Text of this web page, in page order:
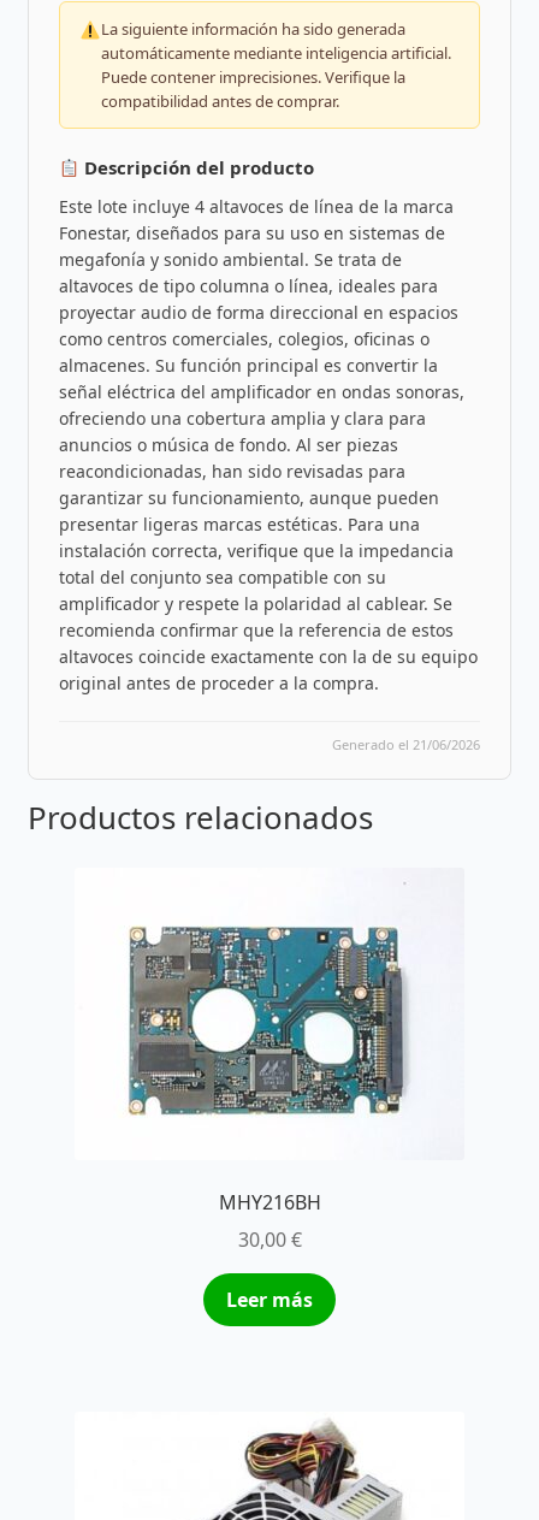
La siguiente información ha sido generada
automáticamente mediante inteligencia artificial.
Puede contener imprecisiones. Verifique la
compatibilidad antes de comprar.
Descripción del producto
Este lote incluye 4 altavoces de línea de la marca
Fonestar, diseñados para su uso en sistemas de
megafonía y sonido ambiental. Se trata de
altavoces de tipo columna o línea, ideales para
proyectar audio de forma direccional en espacios
como centros comerciales, colegios, oficinas o
almacenes. Su función principal es convertir la
señal eléctrica del amplificador en ondas sonoras,
ofreciendo una cobertura amplia y clara para
anuncios o música de fondo. Al ser piezas
reacondicionadas, han sido revisadas para
garantizar su funcionamiento, aunque pueden
presentar ligeras marcas estéticas. Para una
instalación correcta, verifique que la impedancia
total del conjunto sea compatible con su
amplificador y respete la polaridad al cablear. Se
recomienda confirmar que la referencia de estos
altavoces coincide exactamente con la de su equipo
original antes de proceder a la compra.
Generado el 21/06/2026
Productos relacionados
MHY216BH
30,00€
Leer más